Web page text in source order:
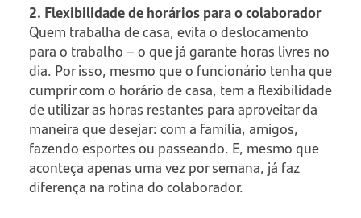
2. Flexibilidade de horários para o colaborador
Quem trabalha de casa, evita o deslocamento
para o trabalho – o que já garante horas livres no
dia. Por isso, mesmo que o funcionário tenha que
cumprir com o horário de casa, tem a flexibilidade
de utilizar as horas restantes para aproveitar da
maneira que desejar: com a família, amigos,
fazendo esportes ou passeando. E, mesmo que
aconteça apenas uma vez por semana, já faz
diferença na rotina do colaborador.